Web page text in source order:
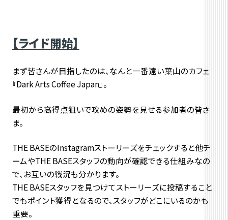
【ライド開始】
まず皆さんが目指したのは、なんと一番遠い葉山のカフェ
『Dark Arts Coffee Japan』。
最初から高得点狙いで攻めの姿勢を見せる参加者の皆さ
ま。
THE BASEのInstagramストーリーズをチェックすると他チ
ームやTHE BASEスタッフの動向が確認できる仕組みなの
で、お互いの戦況も分かります。
THE BASEスタッフを見つけてストーリーズに投稿すること
でもポイント獲得となるので、スタッフがどこにいるのかも
重要。